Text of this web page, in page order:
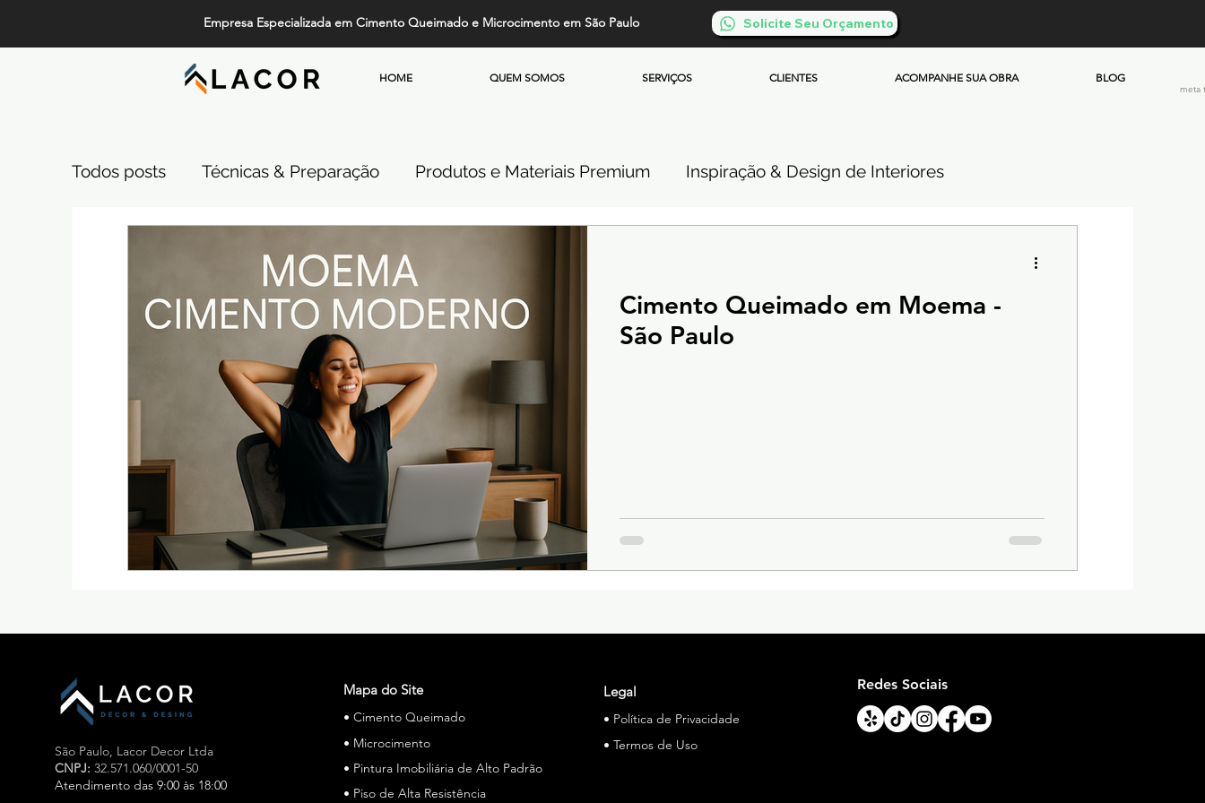
Empresa Especializada em Cimento Queimado e Microcimento em São Paulo Solicite Seu Orçamento
HOME QUEM SOMOS SERVIÇOS CLIENTES ACOMPANHE SUA OBRA BLOG
meta
Todos posts Técnicas & Preparação Produtos e Materiais Premium Inspiração & Design de Interiores
Projetos de Alto Padrão Cimento Queimado Microcimento Queimado Investimento & Custos
Comparativos de Revestimentos Cimento Queimado Soluções Especiais
Cimento Queimado em Moema -
São Paulo
São Paulo, Lacor Decor Ltda
CNPJ: 32.571.060/0001-50
Atendimento das 9:00 às 18:00
Mapa do Site
• Cimento Queimado
• Microcimento
• Pintura Imobiliária de Alto Padrão
• Piso de Alta Resistência
Legal
• Política de Privacidade
• Termos de Uso
Redes Sociais